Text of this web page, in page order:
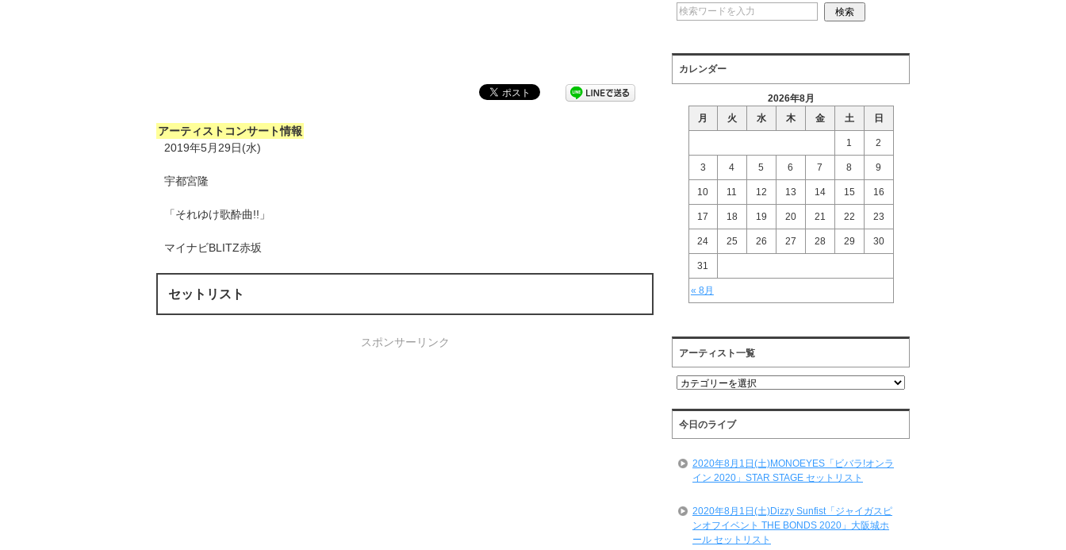
アーティストコンサート情報
2019年5月29日(水)
宇都宮隆
「それゆけ歌酔曲!!」
マイナビBLITZ赤坂
セットリスト
スポンサーリンク
カレンダー
2026年8月
月
火 水 木 金 土 日
« 8月
1 2
3 4 5 6 7 8 9
10 11 12 13 14 15 16
17 18 19 20 21 22 23
24 25 26 27 28 29 30
31
アーティスト一覧
ア
テ
ィ
ス
一
今日のライブ
2020年8月1日(土)MONOEYES「ビバラ!オンラ
イン 2020」STAR STAGE セットリスト
2020年8月1日(土)Dizzy Sunfist「ジャイガスピ
ンオフイベント THE BONDS 2020」大阪城ホ
ール セットリスト